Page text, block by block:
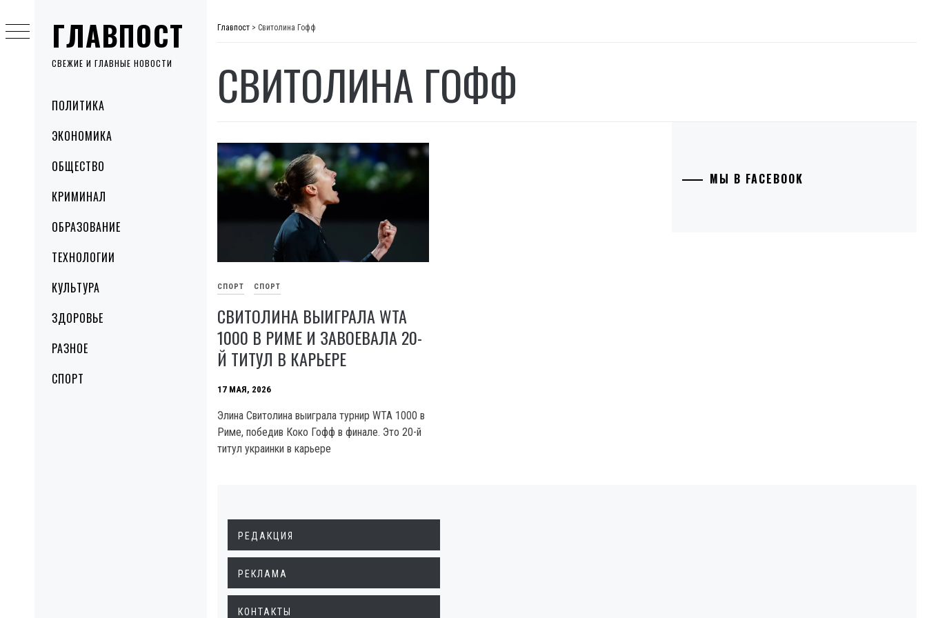
ГЛАВПОСТ
СВЕЖИЕ И ГЛАВНЫЕ НОВОСТИ
MenuПОЛИТИКА
ЭКОНОМИКА
ОБЩЕСТВО
КРИМИНАЛ
ОБРАЗОВАНИЕ
ТЕХНОЛОГИИ
КУЛЬТУРА
ЗДОРОВЬЕ
РАЗНОЕ
СПОРТ
to
content
Главпост > Свитолина Гофф
СВИТОЛИНА ГОФФ
СПОРТ СПОРТ
СВИТОЛИНА ВЫИГРАЛА WTA
1000 В РИМЕ И ЗАВОЕВАЛА 20-
Й ТИТУЛ В КАРЬЕРЕ
17 МАЯ, 2026
Элина Свитолина выиграла турнир WTA 1000 в
Риме, победив Коко Гофф в финале. Это 20-й
титул украинки в карьере
МЫ В FACEBOOK
РЕДАКЦИЯ
РЕКЛАМА
КОНТАКТЫ